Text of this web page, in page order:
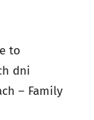
to
dni
– Family